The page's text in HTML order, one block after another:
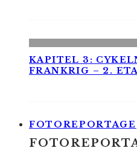
KAPITEL 3:
FRANKRIG – 2.
FOTOREPORTAGE